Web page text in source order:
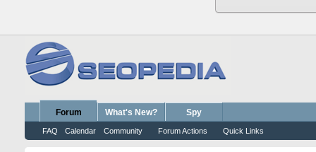
Forum
FAQ Calendar Community Forum Actions Quick Links
What's New? Spy